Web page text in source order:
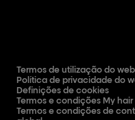
Termos de utilização do
Política de privacidade do
Definições de cookies
Termos e condições My hair
Termos e condições de